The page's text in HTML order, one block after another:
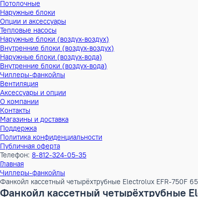
Канальные
Напольно-потолочные
Потолочные
Наружные блоки
Опции и аксессуары
Тепловые насосы
Наружные блоки (воздух-воздух)
Внутренние блоки (воздух-воздух)
Наружные блоки (воздух-вода)
Внутренние блоки (воздух-вода)
Чиллеры-фанкойлы
Вентиляция
Аксессуары и опции
О компании
Контакты
Магазины и доставка
Поддержка
Политика конфиденциальности
Публичная оферта
Телефон:8-812-324-05-35